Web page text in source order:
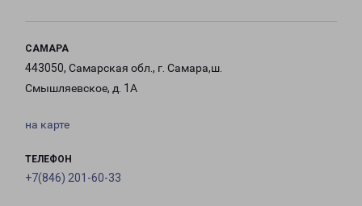
САМАРА
443050, Самарская обл., г. Самара,ш.
Смышляевское, д. 1А
на карте
ТЕЛЕФОН
+7(846) 201-60-33